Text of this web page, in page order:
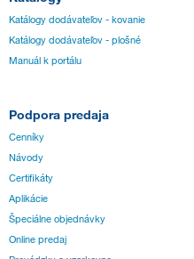
Katálogy dodávateľov - kovanie
Katálogy dodávateľov - plošné
Manuál k portálu
Podpora predaja
Cenníky
Návody
Certifikáty
Aplikácie
Špeciálne objednávky
Online predaj